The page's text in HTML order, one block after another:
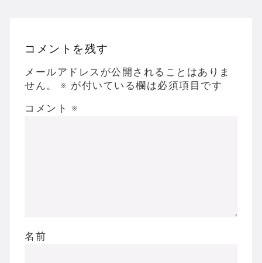
Powered by livedoor 相互RSS
コメントを残す
メールアドレスが公開されることはありま
せん。
※ が付いている欄は必須項目です
コメント ※
名前